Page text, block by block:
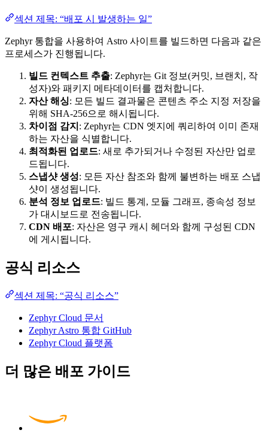
섹션 제목: “배포 시 발생하는 일”
Zephyr 통합을 사용하여 Astro 사이트를 빌드하면 다음과 같은
프로세스가 진행됩니다.
빌드 컨텍스트 추출: Zephyr는 Git 정보(커밋, 브랜치, 작
성자)와 패키지 메타데이터를 캡처합니다.
자산 해싱: 모든 빌드 결과물은 콘텐츠 주소 지정 저장을
위해 SHA-256으로 해시됩니다.
차이점 감지 : Zephyr는 CDN 엣지에 쿼리하여 이미 존재
하는 자산을 식별합니다.
최적화된 업로드: 새로 추가되거나 수정된 자산만 업로
드됩니다.
스냅샷 생성: 모든 자산 참조와 함께 불변하는 배포 스냅
샷이 생성됩니다.
분석 정보 업로드: 빌드 통계, 모듈 그래프, 종속성 정보
가 대시보드로 전송됩니다.
CDN 배포: 자산은 영구 캐시 헤더와 함께 구성된 CDN
에 게시됩니다.
공식 리소스
섹션 제목: “공식 리소스”
Zephyr Cloud 문서
Zephyr Astro 통합 GitHub
Zephyr Cloud 플랫폼
더 많은 배포 가이드